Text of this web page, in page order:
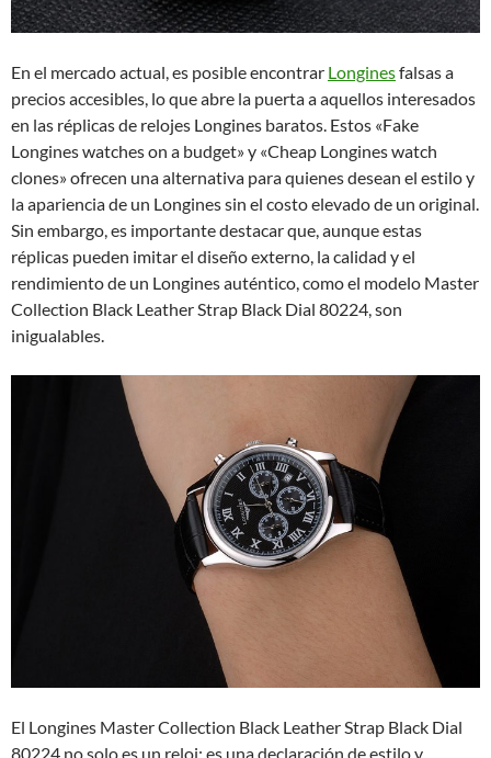
En el mercado actual, es posible encontrar Longinesfalsas a
precios accesibles, lo que abre la puerta a aquellos interesados
en las réplicas de relojes Longines baratos. Estos «Fake
Longines watches on a budget» y «Cheap Longines watch
clones» ofrecen una alternativa para quienes desean el estilo y
la apariencia de un Longines sin el costo elevado de un original.
Sin embargo, es importante destacar que, aunque estas
réplicas pueden imitar el diseño externo, la calidad y el
rendimiento de un Longines auténtico, como el modelo Master
Collection Black Leather Strap Black Dial 80224, son
inigualables.
El Longines Master Collection Black Leather Strap Black Dial
80224 no solo es un reloj; es una declaración de estilo y